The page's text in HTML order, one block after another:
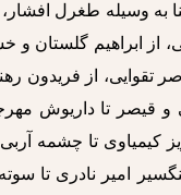
به وسیله طغرل
از ابراهیم گلستان و
تقوایی، از فریدون
و قیصر تا داریوش
کیمیاوی تا چشمه
امیر نادری تا